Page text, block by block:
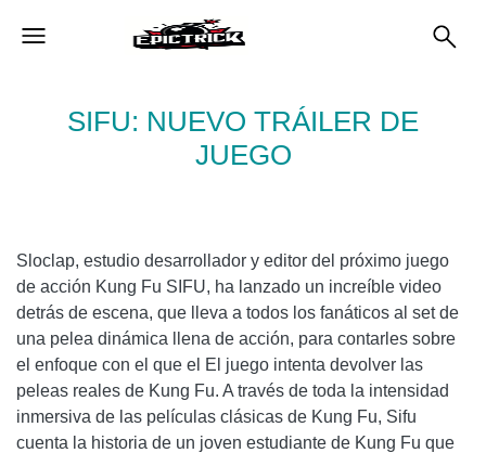
SIFU: NUEVO TRÁILER DE
JUEGO
Sloclap, estudio desarrollador y editor del próximo juego
de acción Kung Fu SIFU, ha lanzado un increíble video
detrás de escena, que lleva a todos los fanáticos al set de
una pelea dinámica llena de acción, para contarles sobre
el enfoque con el que el El juego intenta devolver las
peleas reales de Kung Fu. A través de toda la intensidad
inmersiva de las películas clásicas de Kung Fu, Sifu
cuenta la historia de un joven estudiante de Kung Fu que